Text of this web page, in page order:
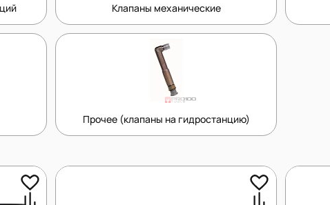
Клапаны механические
Прочее (клапаны на гидростанцию)